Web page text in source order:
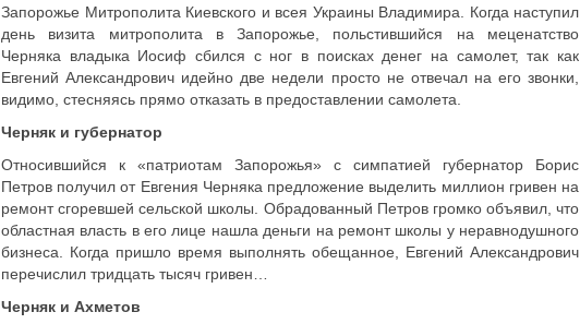
Запорожье Митрополита Киевского и всея Украины Владимира. Когда наступил
день визита митрополита в Запорожье, польстившийся на меценатство
Черняка владыка Иосиф сбился с ног в поисках денег на самолет, так как
Евгений Александрович идейно две недели просто не отвечал на его звонки,
видимо, стесняясь прямо отказать в предоставлении самолета.
Черняк и губернатор
Относившийся к «патриотам Запорожья» с симпатией губернатор Борис
Петров получил от Евгения Черняка предложение выделить миллион гривен на
ремонт сгоревшей сельской школы. Обрадованный Петров громко объявил, что
областная власть в его лице нашла деньги на ремонт школы у неравнодушного
бизнеса. Когда пришло время выполнять обещанное, Евгений Александрович
перечислил тридцать тысяч гривен…
Черняк и Ахметов